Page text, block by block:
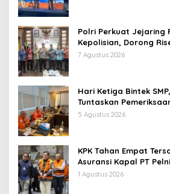
Polri Perkuat Jejaring
Kepolisian, Dorong
Kebijakan dan Inovasi
7 Agustus 2026
Hari Ketiga Bintek
Tuntaskan
Pertamina Patra
5 Agustus 2026
KPK Tahan Empat
Asuransi Kapal PT Pelni
1 Agustus 2026